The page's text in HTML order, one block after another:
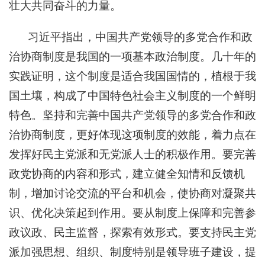
壮大共同奋斗的力量。
习近平指出，中国共产党领导的多党合作和政
治协商制度是我国的一项基本政治制度。几十年的
实践证明，这个制度是适合我国国情的，植根于我
国土壤，构成了中国特色社会主义制度的一个鲜明
特色。坚持和完善中国共产党领导的多党合作和政
治协商制度，更好体现这项制度的效能，着力点在
发挥好民主党派和无党派人士的积极作用。要完善
政党协商的内容和形式，建立健全知情和反馈机
制，增加讨论交流的平台和机会，使协商对凝聚共
识、优化决策起到作用。要从制度上保障和完善参
政议政、民主监督，探索有效形式。要支持民主党
派加强思想、组织、制度特别是领导班子建设，提